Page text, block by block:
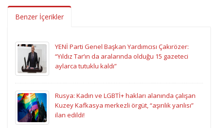
Benzer İçerikler
YENİ Parti Genel Başkan Yardımcısı Çakırözer:
“Yıldız Tar’ın da aralarında olduğu 15 gazeteci
aylarca tutuklu kaldı”
Rusya: Kadın ve LGBTİ+ hakları alanında çalışan
Kuzey Kafkasya merkezli örgüt, “aşırılık yanlısı”
ilan edildi!